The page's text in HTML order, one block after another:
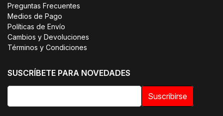
Preguntas Frecuentes
Medios de Pago
Políticas de Envío
Cambios y Devoluciones
Términos y Condiciones
SUSCRÍBETE PARA NOVEDADES
Suscribirse